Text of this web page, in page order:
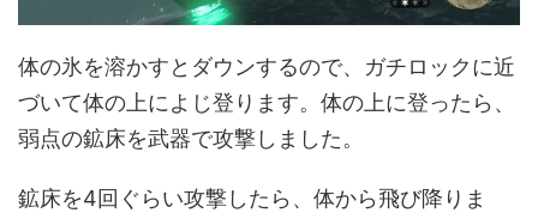
体の氷を溶かすとダウンするので、ガチロックに近
づいて体の上によじ登ります。体の上に登ったら、
弱点の鉱床を武器で攻撃しました。
鉱床を4回ぐらい攻撃したら、体から飛び降りま